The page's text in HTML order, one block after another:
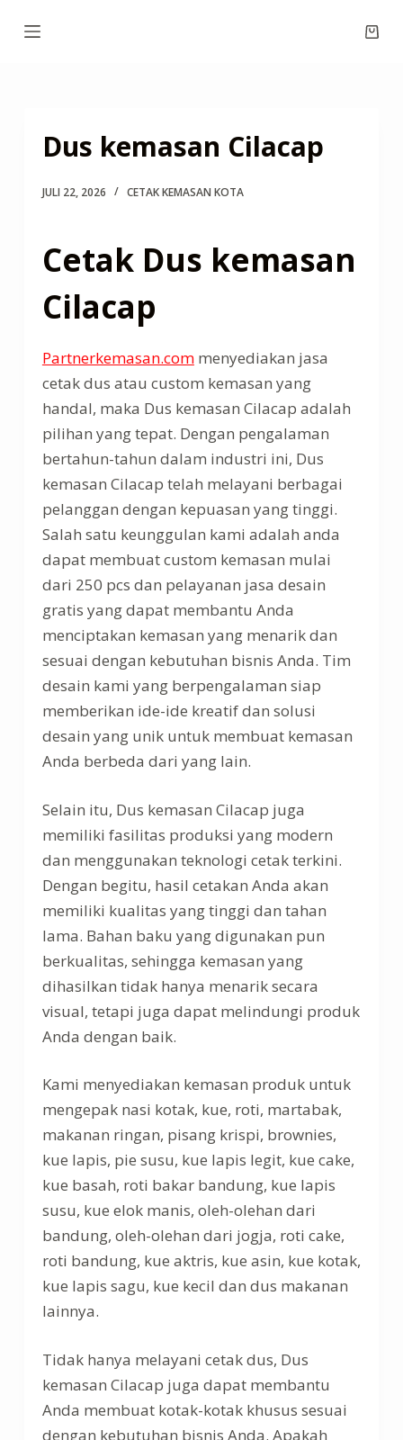
S
Dus kemasan Cilacap
JULI 22, 2026 CETAK KEMASAN KOTA
Cetak Dus kemasan
Cilacap
Partnerkemasan.commenyediakan jasa
cetak dus atau custom kemasan yang
handal, maka Dus kemasan Cilacap adalah
pilihan yang tepat. Dengan pengalaman
bertahun-tahun dalam industri ini, Dus
kemasan Cilacap telah melayani berbagai
pelanggan dengan kepuasan yang tinggi.
Salah satu keunggulan kami adalah anda
dapat membuat custom kemasan mulai
dari 250 pcs dan pelayanan jasa desain
gratis yang dapat membantu Anda
menciptakan kemasan yang menarik dan
sesuai dengan kebutuhan bisnis Anda. Tim
desain kami yang berpengalaman siap
memberikan ide-ide kreatif dan solusi
desain yang unik untuk membuat kemasan
Anda berbeda dari yang lain.
Selain itu, Dus kemasan Cilacap juga
memiliki fasilitas produksi yang modern
dan menggunakan teknologi cetak terkini.
Dengan begitu, hasil cetakan Anda akan
memiliki kualitas yang tinggi dan tahan
lama. Bahan baku yang digunakan pun
berkualitas, sehingga kemasan yang
dihasilkan tidak hanya menarik secara
visual, tetapi juga dapat melindungi produk
Anda dengan baik.
Kami menyediakan kemasan produk untuk
mengepak nasi kotak, kue, roti, martabak,
makanan ringan, pisang krispi, brownies,
kue lapis, pie susu, kue lapis legit, kue cake,
kue basah, roti bakar bandung, kue lapis
susu, kue elok manis, oleh-olehan dari
bandung, oleh-olehan dari jogja, roti cake,
roti bandung, kue aktris, kue asin, kue kotak,
kue lapis sagu, kue kecil dan dus makanan
lainnya.
Tidak hanya melayani cetak dus, Dus
kemasan Cilacap juga dapat membantu
Anda membuat kotak-kotak khusus sesuai
dengan kebutuhan bisnis Anda. Apakah